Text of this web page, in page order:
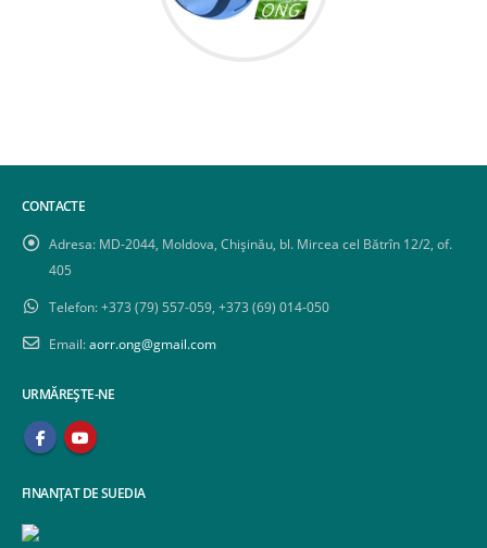
CONTACTE
Adresa: MD-2044, Moldova, Chișinău, bl. Mircea cel Bătrîn 12/2, of.
405
Telefon:+373 (79) 557-059, +373 (69) 014-050
Email:aorr.ong@gmail.com
URMĂREȘTE-NE
FINANȚAT DE SUEDIA